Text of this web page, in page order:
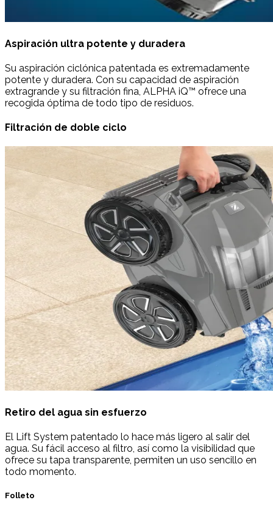
Aspiración ultra potente y duradera
Su aspiración ciclónica patentada es extremadamente
potente y duradera. Con su capacidad de aspiración
extragrande y su filtración fina, ALPHA iQ™ ofrece una
recogida óptima de todo tipo de residuos.
Filtración de doble ciclo
Retiro del agua sin esfuerzo
El Lift System patentado lo hace más ligero al salir del
agua. Su fácil acceso al filtro, así como la visibilidad que
ofrece su tapa transparente, permiten un uso sencillo en
todo momento.
Folleto